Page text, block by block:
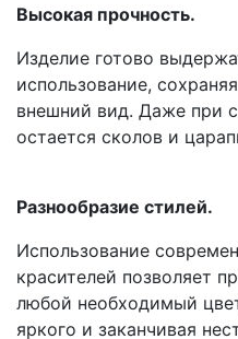
Высокая прочность.
Изделие готово
использование,
внешний вид. Даже при
остается сколов и
Разнообразие стилей.
Использование
красителей позволяет
любой необходимый
яркого и заканчивая